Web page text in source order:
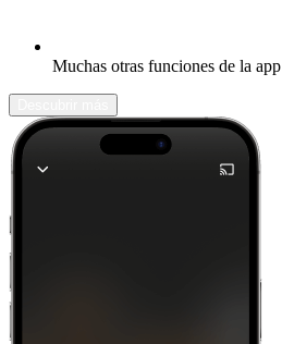
Muchas otras funciones de la app